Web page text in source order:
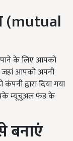
(mutual
के लिए आपको
आपको अपनी
द्वारा दिया गया
म्यूचुअल फंड के
बनाएं